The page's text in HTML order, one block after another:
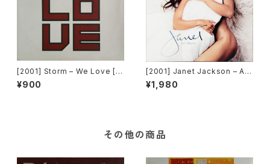
[2001] Storm – We Love [Z
eitgeist]
¥900
[2001] Janet Jackson – All
For You [Virgin]
¥1,980
その他の商品